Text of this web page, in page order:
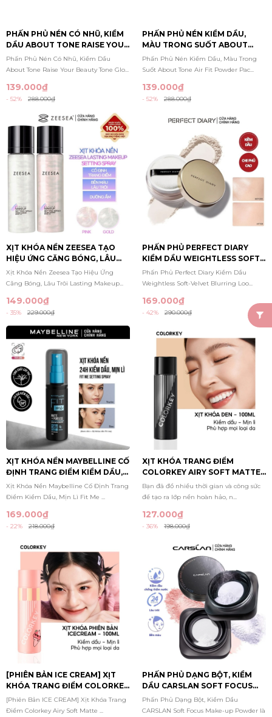
PHẤN PHỦ NÉN CÓ NHŨ, KIỀM
DẦU ABOUT TONE RAISE YOUR
BEAUTY TONE GLOW 8G
(HỒNG)
Phấn Phủ Nén Có Nhũ, Kiềm Dầu
About Tone Raise Your Beauty Tone Glo...
139.000₫
- 52% 288.000₫
PHẤN PHỦ NÉN KIỀM DẦU,
MÀU TRONG SUỐT ABOUT
TONE AIR FIT POWDER PACT
8G (XANH)
Phấn Phủ Nén Kiềm Dầu, Màu Trong
Suốt About Tone Air Fit Powder Pac...
139.000₫
- 52% 288.000₫
XỊT KHÓA NỀN ZEESEA TẠO
HIỆU ỨNG CĂNG BÓNG, LÂU
TRÔI LASTING MAKEUP
SETTTING SPRAY 100ML
Xịt Khóa Nền Zeesea Tạo Hiệu Ứng
Căng Bóng, Lâu Trôi Lasting Makeup...
149.000₫
- 35% 229.000₫
PHẤN PHỦ PERFECT DIARY
KIỀM DẦU WEIGHTLESS SOFT-
VELVET BLURRING LOOSE
POWDER 7G
Phấn Phủ Perfect Diary Kiềm Dầu
Weightless Soft-Velvet Blurring Loo...
169.000₫
- 42% 290.000₫
XỊT KHÓA NỀN MAYBELLINE CỐ
ĐỊNH TRANG ĐIỂM KIỀM DẦU,
MỊN LÌ FIT ME MATTE
PORELESS SETTING SPRAY
Xịt Khóa Nền Maybelline Cố Định Trang
Điểm Kiềm Dầu, Mịn Lì Fit Me ...
169.000₫
- 22% 218.000₫
XỊT KHÓA TRANG ĐIỂM
COLORKEY AIRY SOFT MATTE
MAKEUP SETTING SPRAY
100ML
Bạn đã đổ nhiều thời gian và công sức
để tạo ra lớp nền hoàn hảo, n...
127.000₫
- 36% 198.000₫
[PHIÊN BẢN ICE CREAM] XỊT
KHÓA TRANG ĐIỂM COLORKEY
AIRY SOFT MATTE MAKEUP
SETTING SPRAY 100ML
[Phiên Bản ICE CREAM] Xịt Khóa Trang
Điểm Colorkey Airy Soft Matte ...
PHẤN PHỦ DẠNG BỘT, KIỀM
DẦU CARSLAN SOFT FOCUS
MAKE-UP POWDER 8G
Phấn Phủ Dạng Bột, Kiềm Dầu
CARSLAN Soft Focus Make-up Powder là